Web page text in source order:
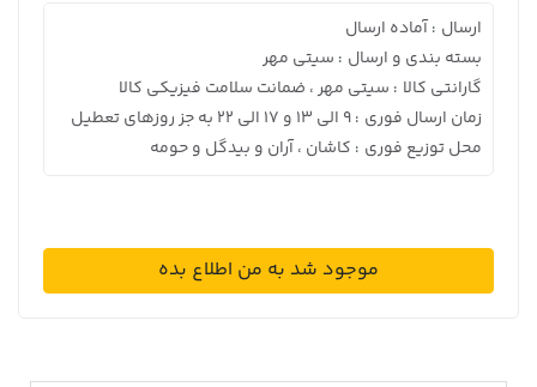
ارسال : آماده ارسال
بسته بندی و ارسال : سیتی مهر
گارانتی کالا : سیتی مهر ، ضمانت سلامت فیزیکی کالا
زمان ارسال فوری : 9 الی 13 و 17 الی 22 به جز روزهای تعطیل
محل توزیع فوری : کاشان ، آران و بیدگل و حومه
موجود شد به من اطلاع بده